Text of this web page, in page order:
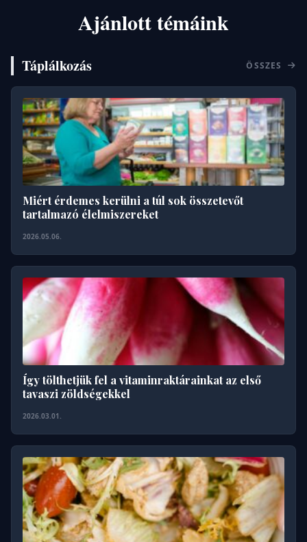
Ajánlott témáink
Táplálkozás ÖSSZES
Miért érdemes kerülni a túl sok összetevőt
tartalmazó élelmiszereket
2026.05.06.
Így tölthetjük fel a vitaminraktárainkat az első
tavaszi zöldségekkel
2026.03.01.